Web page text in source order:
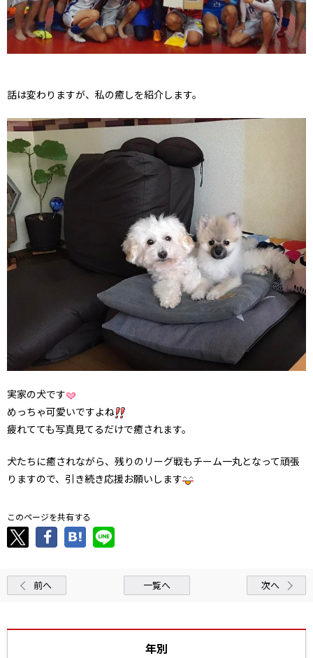
話は変わりますが、私の癒しを紹介します。
実家の犬です
めっちゃ可愛いですよね
疲れてても写真見てるだけで癒されます。
犬たちに癒されながら、残りのリーグ戦もチーム一丸となって頑張
りますので、引き続き応援お願いします
このページを共有する
前へ 一覧へ 次へ
年別